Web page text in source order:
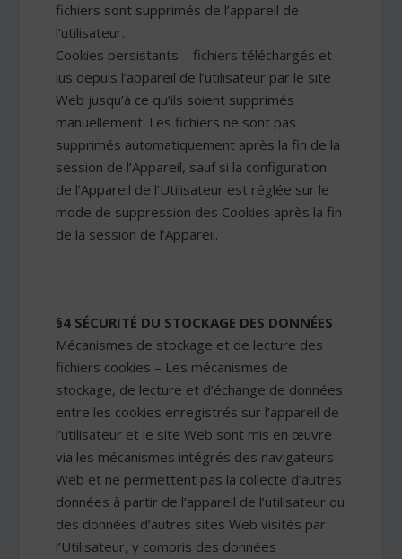
fichiers sont supprimés de l’appareil de
l’utilisateur.
Cookies persistants – fichiers téléchargés et
lus depuis l’appareil de l’utilisateur par le site
Web jusqu’à ce qu’ils soient supprimés
manuellement. Les fichiers ne sont pas
supprimés automatiquement après la fin de la
session de l’Appareil, sauf si la configuration
de l’Appareil de l’Utilisateur est réglée sur le
mode de suppression des Cookies après la fin
de la session de l’Appareil.
§4 SÉCURITÉ DU STOCKAGE DES DONNÉES
Mécanismes de stockage et de lecture des
fichiers cookies – Les mécanismes de
stockage, de lecture et d’échange de données
entre les cookies enregistrés sur l’appareil de
l’utilisateur et le site Web sont mis en œuvre
via les mécanismes intégrés des navigateurs
Web et ne permettent pas la collecte d’autres
données à partir de l’appareil de l’utilisateur ou
des données d’autres sites Web visités par
l’Utilisateur, y compris des données